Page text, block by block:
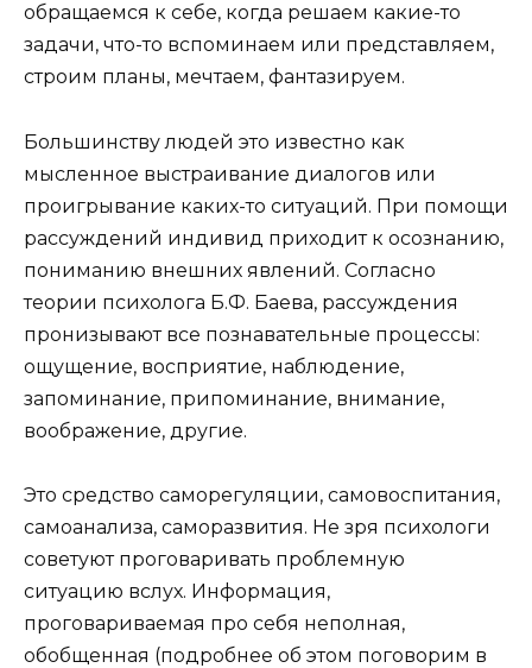
обращаемся к себе, когда решаем какие-то
задачи, что-то вспоминаем или представляем,
строим планы, мечтаем, фантазируем.
Большинству людей это известно как
мысленное выстраивание диалогов или
проигрывание каких-то ситуаций. При помощи
рассуждений индивид приходит к осознанию,
пониманию внешних явлений. Согласно
теории психолога Б.Ф. Баева, рассуждения
пронизывают все познавательные процессы:
ощущение, восприятие, наблюдение,
запоминание, припоминание, внимание,
воображение, другие.
Это средство саморегуляции, самовоспитания,
самоанализа, саморазвития. Не зря психологи
советуют проговаривать проблемную
ситуацию вслух. Информация,
проговариваемая про себя неполная,
обобщенная (подробнее об этом поговорим в